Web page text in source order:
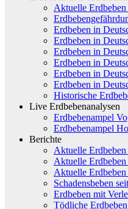
Aktuelle
Erdbeben in
Erdbeben in
Erdbeben in
Erdbeben in
Erdbeben in
Erdbeben in
Historische
Live Erdbebenanalysen
Erdbebenampel
Erdbebenampel
Berichte
Aktuelle
Aktuelle
Aktuelle
Schadensbeben
Erdbeben mit
Tödliche